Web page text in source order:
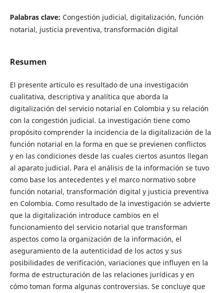
Palabras clave: Congestión judicial, digitalización, función
notarial, justicia preventiva, transformación digital
Resumen
El presente artículo es resultado de una investigación
cualitativa, descriptiva y analítica que aborda la
digitalización del servicio notarial en Colombia y su relación
con la congestión judicial. La investigación tiene como
propósito comprender la incidencia de la digitalización de la
función notarial en la forma en que se previenen conflictos
y en las condiciones desde las cuales ciertos asuntos llegan
al aparato judicial. Para el análisis de la información se tuvo
como base los antecedentes y el marco normativo sobre
función notarial, transformación digital y justicia preventiva
en Colombia. Como resultado de la investigación se advierte
que la digitalización introduce cambios en el
funcionamiento del servicio notarial que transforman
aspectos como la organización de la información, el
aseguramiento de la autenticidad de los actos y sus
posibilidades de verificación, variaciones que influyen en la
forma de estructuración de las relaciones jurídicas y en
cómo toman forma algunas controversias. Se concluye que